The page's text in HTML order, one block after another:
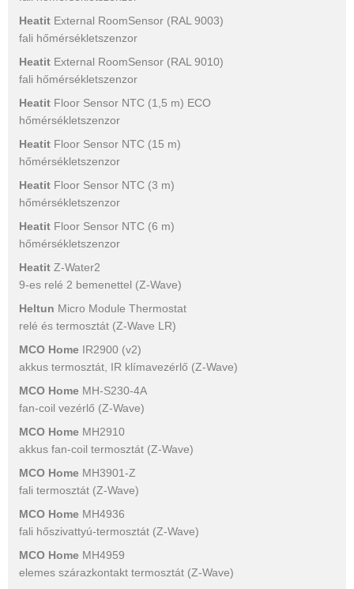
Heatit External RoomSensor (RAL 9003)
fali hőmérsékletszenzor
Heatit External RoomSensor (RAL 9010)
fali hőmérsékletszenzor
Heatit Floor Sensor NTC (1,5 m) ECO
hőmérsékletszenzor
Heatit Floor Sensor NTC (15 m)
hőmérsékletszenzor
Heatit Floor Sensor NTC (3 m)
hőmérsékletszenzor
Heatit Floor Sensor NTC (6 m)
hőmérsékletszenzor
Heatit Z-Water2
9-es relé 2 bemenettel (Z-Wave)
Heltun Micro Module Thermostat
relé és termosztát (Z-Wave LR)
MCO Home IR2900 (v2)
akkus termosztát, IR klímavezérlő (Z-Wave)
MCO Home MH-S230-4A
fan-coil vezérlő (Z-Wave)
MCO Home MH2910
akkus fan-coil termosztát (Z-Wave)
MCO Home MH3901-Z
fali termosztát (Z-Wave)
MCO Home MH4936
fali hőszivattyú-termosztát (Z-Wave)
MCO Home MH4959
elemes szárazkontakt termosztát (Z-Wave)